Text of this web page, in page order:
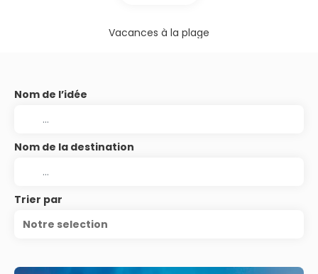
Vacances à la plage
Nom de l’idée
Nom de la destination
Trier par
Notre selection